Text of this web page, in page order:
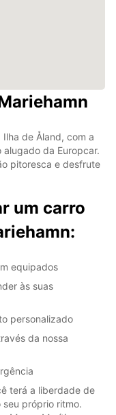
de Åland, com a
da Europcar.
pitoresca e desfrute
um carro
equipados
às suas
personalizado
da nossa
terá a liberdade de
seu próprio ritmo.